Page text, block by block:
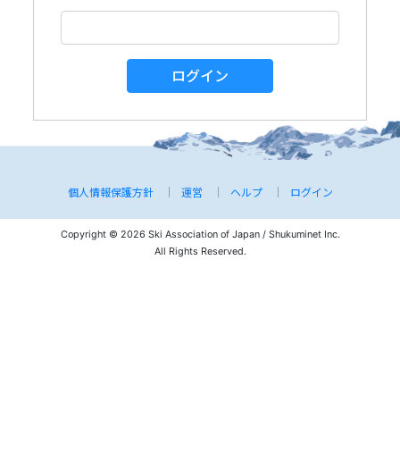
ログイン
個人情報保護方針 運営 ヘルプ ログイン
Copyright © 2026 Ski Association of Japan / Shukuminet Inc.
All Rights Reserved.